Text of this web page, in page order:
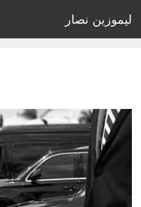
ليموزين نصار
Home
> Archive by tag خدمة ليموزين لحفلات الزفاف"